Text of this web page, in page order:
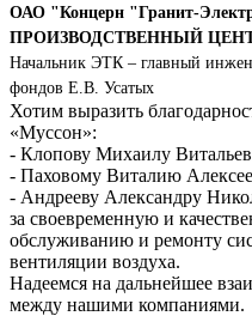
ОАО "Концерн "Гранит-
ПРОИЗВОДСТВЕННЫЙ
Начальник ЭТК – главный
фондов Е.В. Усатых
Хотим выразить
«Муссон»:
- Клопову Михаилу
- Паховому Виталию
- Андрееву Александру
за своевременную и
обслуживанию и ремонту
вентиляции воздуха.
Надеемся на дальнейшее
между нашими компаниями.